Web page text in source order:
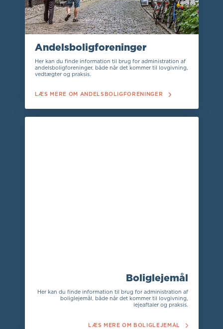
Andelsboligforeninger
Her kan du finde information til brug for administration af
andelsboligforeninger, både når det kommer til lovgivning,
vedtægter og praksis.
LÆS MERE OM ANDELSBOLIGFORENINGER
Boliglejemål
Her kan du finde information til brug for administration af
boliglejemål, både når det kommer til lovgivning,
lejeaftaler og praksis.
LÆS MERE OM BOLIGLEJEMÅL